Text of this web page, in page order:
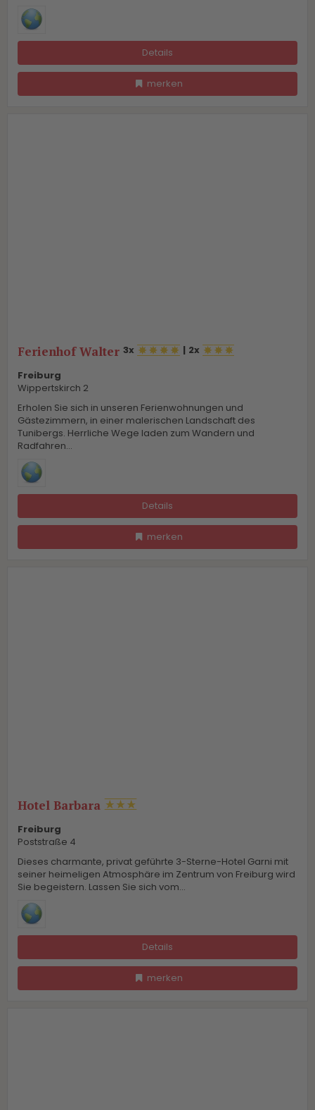
Details
merken
Ferienhof Walter 3x | 2x
Freiburg
Wippertskirch 2
Erholen Sie sich in unseren Ferienwohnungen und
Gästezimmern, in einer malerischen Landschaft des
Tunibergs. Herrliche Wege laden zum Wandern und
Radfahren...
Details
merken
Hotel Barbara
Freiburg
Poststraße 4
Dieses charmante, privat geführte 3-Sterne-Hotel Garni mit
seiner heimeligen Atmosphäre im Zentrum von Freiburg wird
Sie begeistern. Lassen Sie sich vom...
Details
merken